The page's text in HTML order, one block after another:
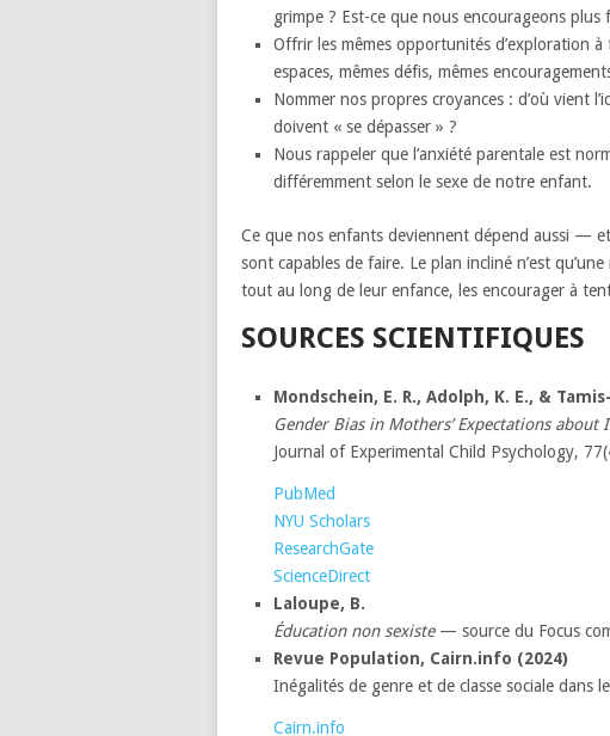
grimpe ? Est-ce que nous encourageons
Offrir les mêmes opportunités d’exploration
espaces, mêmes défis, mêmes
Nommer nos propres croyances : d’où vient
doivent « se dépasser » ?
Nous rappeler que l’anxiété parentale est
différemment selon le sexe de notre enfant.
Ce que nos enfants deviennent dépend aussi —
sont capables de faire. Le plan incliné n’est
tout au long de leur enfance, les encourager à
SOURCES SCIENTIFIQUES
Mondschein, E. R., Adolph, K. E., &
Gender Bias in Mothers’ Expectations about
Journal of Experimental Child Psychology,
PubMed
NYU Scholars
ResearchGate
ScienceDirect
Laloupe, B.
Éducation non sexiste— source du Focus
Revue Population, Cairn.info (2024)
Inégalités de genre et de classe sociale dans
Cairn.info